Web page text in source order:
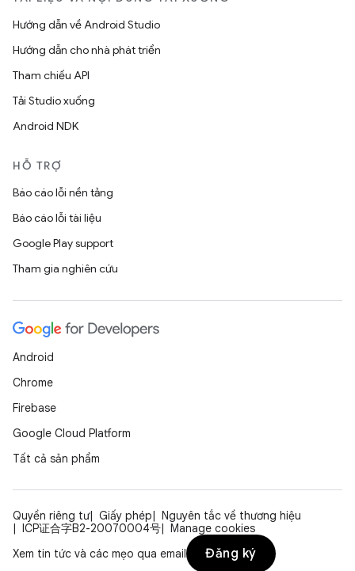
Hướng dẫn về Android Studio
Hướng dẫn cho nhà phát triển
Tham chiếu API
Tải Studio xuống
Android NDK
HỖ TRỢ
Báo cáo lỗi nền tảng
Báo cáo lỗi tài liệu
Google Play support
Tham gia nghiên cứu
Android
Chrome
Firebase
Google Cloud Platform
Tất cả sản phẩm
Quyền riêng tư Giấy phép
Nguyên tắc về thương hiệu
ICP证合字B2-20070004号
Manage cookies
Xem tin tức và các mẹo qua email
Đăng ký